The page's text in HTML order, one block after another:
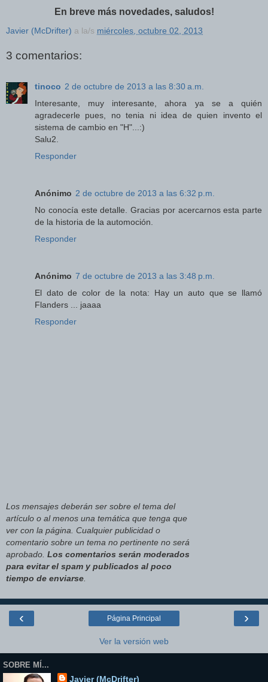
En breve más novedades, saludos!
Javier (McDrifter) a la/s miércoles, octubre 02, 2013
3 comentarios:
tinoco 2 de octubre de 2013 a las 8:30 a.m.
Interesante, muy interesante, ahora ya se a quién
agradecerle pues, no tenia ni idea de quien invento el
sistema de cambio en "H"...:)
Salu2.
Responder
Anónimo 2 de octubre de 2013 a las 6:32 p.m.
No conocía este detalle. Gracias por acercarnos esta parte
de la historia de la automoción.
Responder
Anónimo 7 de octubre de 2013 a las 3:48 p.m.
El dato de color de la nota: Hay un auto que se llamó
Flanders ... jaaaa
Responder
Los mensajes deberán ser sobre el tema del
artículo o al menos una temática que tenga que
ver con la página. Cualquier publicidad o
comentario sobre un tema no pertinente no será
aprobado. Los comentarios serán moderados
para evitar el spam y publicados al poco
tiempo de enviarse
‹ ›
Página Principal
Ver la versión web
SOBRE MÍ...
Javier (McDrifter)